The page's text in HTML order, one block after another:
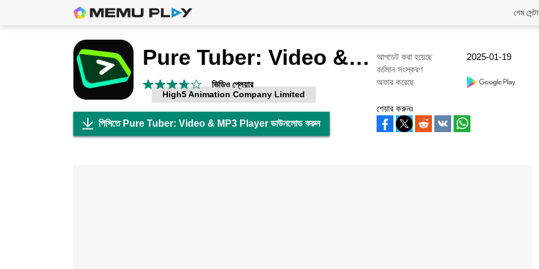
গেম
Pure Tuber: Video & MP3 Player
ভিডিও প্লেয়ার
High5 Animation Company Limited
আপডেট করা হয়েছে
2025-01-19
বর্তমান সংস্করণ
অফার করেছে
পিসিতে Pure Tuber: Video & MP3 Player ডাউনলোড করুন
শেয়ার করুনঃ